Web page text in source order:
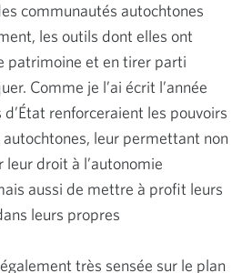
communautés autochtones
les outils dont elles ont
patrimoine et en tirer parti
Comme je l’ai écrit l’année
renforceraient les pouvoirs
leur permettant non
leur droit à l’autonomie
aussi de mettre à profit leurs
leurs propres
très sensée sur le plan